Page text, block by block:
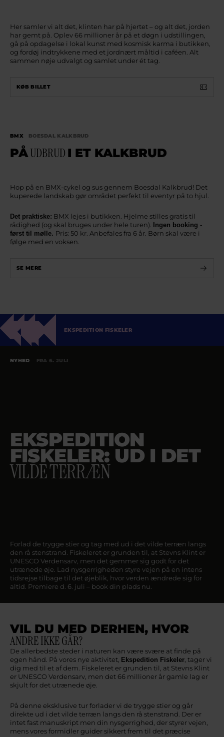
Her samler vi alt det, klinten har på hjertet – og alt det, jorden
har gemt på. Oplev 66 millioner år på et døgn i udstillingen,
gå på opdagelse i lokal kunst med kosmisk karma i butikken,
og fordøj indtrykkene med et jordnært måltid i caféen. Alt
sammen nøje udvalgt og samlet under ét tag.
KØB BILLET
BMX BOESDAL KALKBRUD
PÅUDBRUD I ET KALKBRUD
Hop på en BMX-cykel og sus gennem Boesdal Kalkbrud! Det
kuperede landskab gør området perfekt til eventyr på to hjul.
Det praktiske: BMX lejes i butikken. Hjelme stilles gratis til
rådighed (og skal bruges under hele turen).
Ingen booking -
først til mølle. Pris: 50 kr. Anbefales fra 6 år. Børn skal være i
følge med en voksen.
SE MERE
EKSPEDITION FISKELER
NYHED FRA 6. JULI
EKSPEDITION
FISKELER: UD I DET
VILDE TERRÆN
Forlad de trygge stier og tag med ud i det vilde terræn langs
den rå stenstrand. Fiskeleret er grunden til, at Stevns Klint er
UNESCO Verdensarv, men det gemmer sig godt for det
utrænede øje. Lad nysgerrigheden styre vejen på en intens
tidsrejse tilbage til det øjeblik, hvor verden ændrede sig for
altid. Premiere d. 6. juli – book din plads nu.
VIL DU MED DERHEN, HVOR
ANDRE IKKE GÅR?
De allerbedste steder i naturen kan være svære at finde på
egen hånd. På vores nye aktivitet,
Ekspedition Fiskeler , tager vi
dig med til et af dem. Fiskeleret er grunden til, at Stevns Klint
er UNESCO Verdensarv, men det 66 millioner år gamle lag er
skjult for det utrænede øje.
På denne eksklusive tur forlader vi de trygge stier og går
direkte ud i det vilde terræn langs den rå stenstrand. Der er
intet fast manuskript men din nysgerrighed, der styrer vejen,
mens vores formidler guider sikkert frem til det præcise